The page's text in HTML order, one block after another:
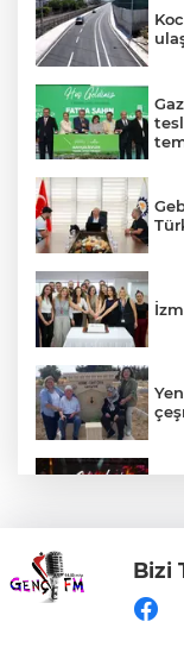
Bizi